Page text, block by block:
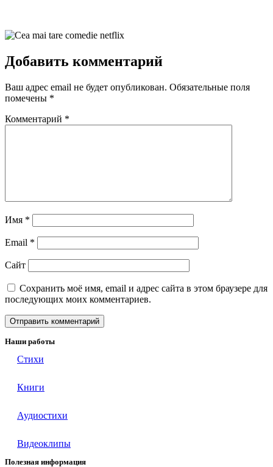
Добавить комментарий
Ваш адрес email не будет опубликован. Обязательные поля
помечены *
Комментарий *
Имя *
Email *
Сайт
Сохранить моё имя, email и адрес сайта в этом браузере для
последующих моих комментариев.
Наши работы
Стихи
Книги
Аудиостихи
Видеоклипы
Полезная информация